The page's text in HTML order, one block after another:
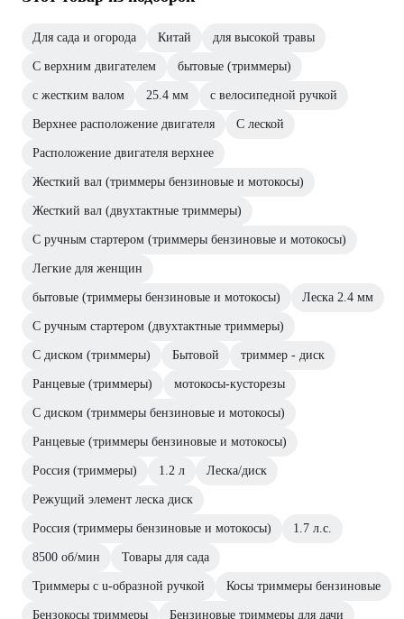
Для сада и огорода Китай для высокой травы
С верхним двигателем бытовые (триммеры)
с жестким валом 25.4 мм с велосипедной ручкой
Верхнее расположение двигателя С леской
Расположение двигателя верхнее
Жесткий вал (триммеры бензиновые и мотокосы)
Жесткий вал (двухтактные триммеры)
С ручным стартером (триммеры бензиновые и мотокосы)
Легкие для женщин
бытовые (триммеры бензиновые и мотокосы) Леска 2.4 мм
С ручным стартером (двухтактные триммеры)
С диском (триммеры) Бытовой триммер - диск
Ранцевые (триммеры) мотокосы-кусторезы
С диском (триммеры бензиновые и мотокосы)
Ранцевые (триммеры бензиновые и мотокосы)
Россия (триммеры) 1.2 л Леска/диск
Режущий элемент леска диск
Россия (триммеры бензиновые и мотокосы) 1.7 л.с.
8500 об/мин Товары для сада
Триммеры с u-образной ручкой Косы триммеры бензиновые
Бензокосы триммеры Бензиновые триммеры для дачи